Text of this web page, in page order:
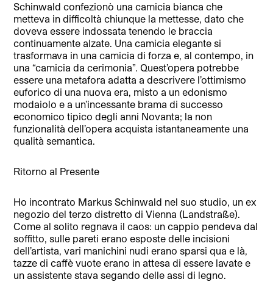
Schinwald confezionò una camicia bianca che
metteva in difficoltà chiunque la mettesse, dato che
doveva essere indossata tenendo le braccia
continuamente alzate. Una camicia elegante si
trasformava in una camicia di forza e, al contempo, in
una “camicia da cerimonia”. Quest’opera potrebbe
essere una metafora adatta a descrivere l’ottimismo
euforico di una nuova era, misto a un edonismo
modaiolo e a un’incessante brama di successo
economico tipico degli anni Novanta; la non
funzionalità dell’opera acquista istantaneamente una
qualità semantica.
Ritorno al Presente
Ho incontrato Markus Schinwald nel suo studio, un ex
negozio del terzo distretto di Vienna (Landstraße).
Come al solito regnava il caos: un cappio pendeva dal
soffitto, sulle pareti erano esposte delle incisioni
dell’artista, vari manichini nudi erano sparsi qua e là,
tazze di caffè vuote erano in attesa di essere lavate e
un assistente stava segando delle assi di legno.